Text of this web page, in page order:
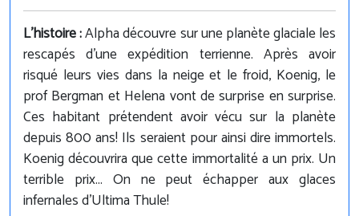
L'histoire :Alpha découvre sur une planète glaciale les
rescapés d'une expédition terrienne. Après avoir
risqué leurs vies dans la neige et le froid, Koenig, le
prof Bergman et Helena vont de surprise en surprise.
Ces habitant prétendent avoir vécu sur la planète
depuis 800 ans! Ils seraient pour ainsi dire immortels.
Koenig découvrira que cette immortalité a un prix. Un
terrible prix... On ne peut échapper aux glaces
infernales d'Ultima Thule!